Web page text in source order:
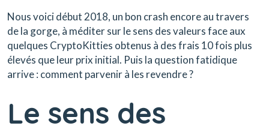
Nous voici début 2018, un bon crash encore au travers
de la gorge, à méditer sur le sens des valeurs face aux
quelques CryptoKitties obtenus à des frais 10 fois plus
élevés que leur prix initial. Puis la question fatidique
arrive : comment parvenir à les revendre ?
Le sens des